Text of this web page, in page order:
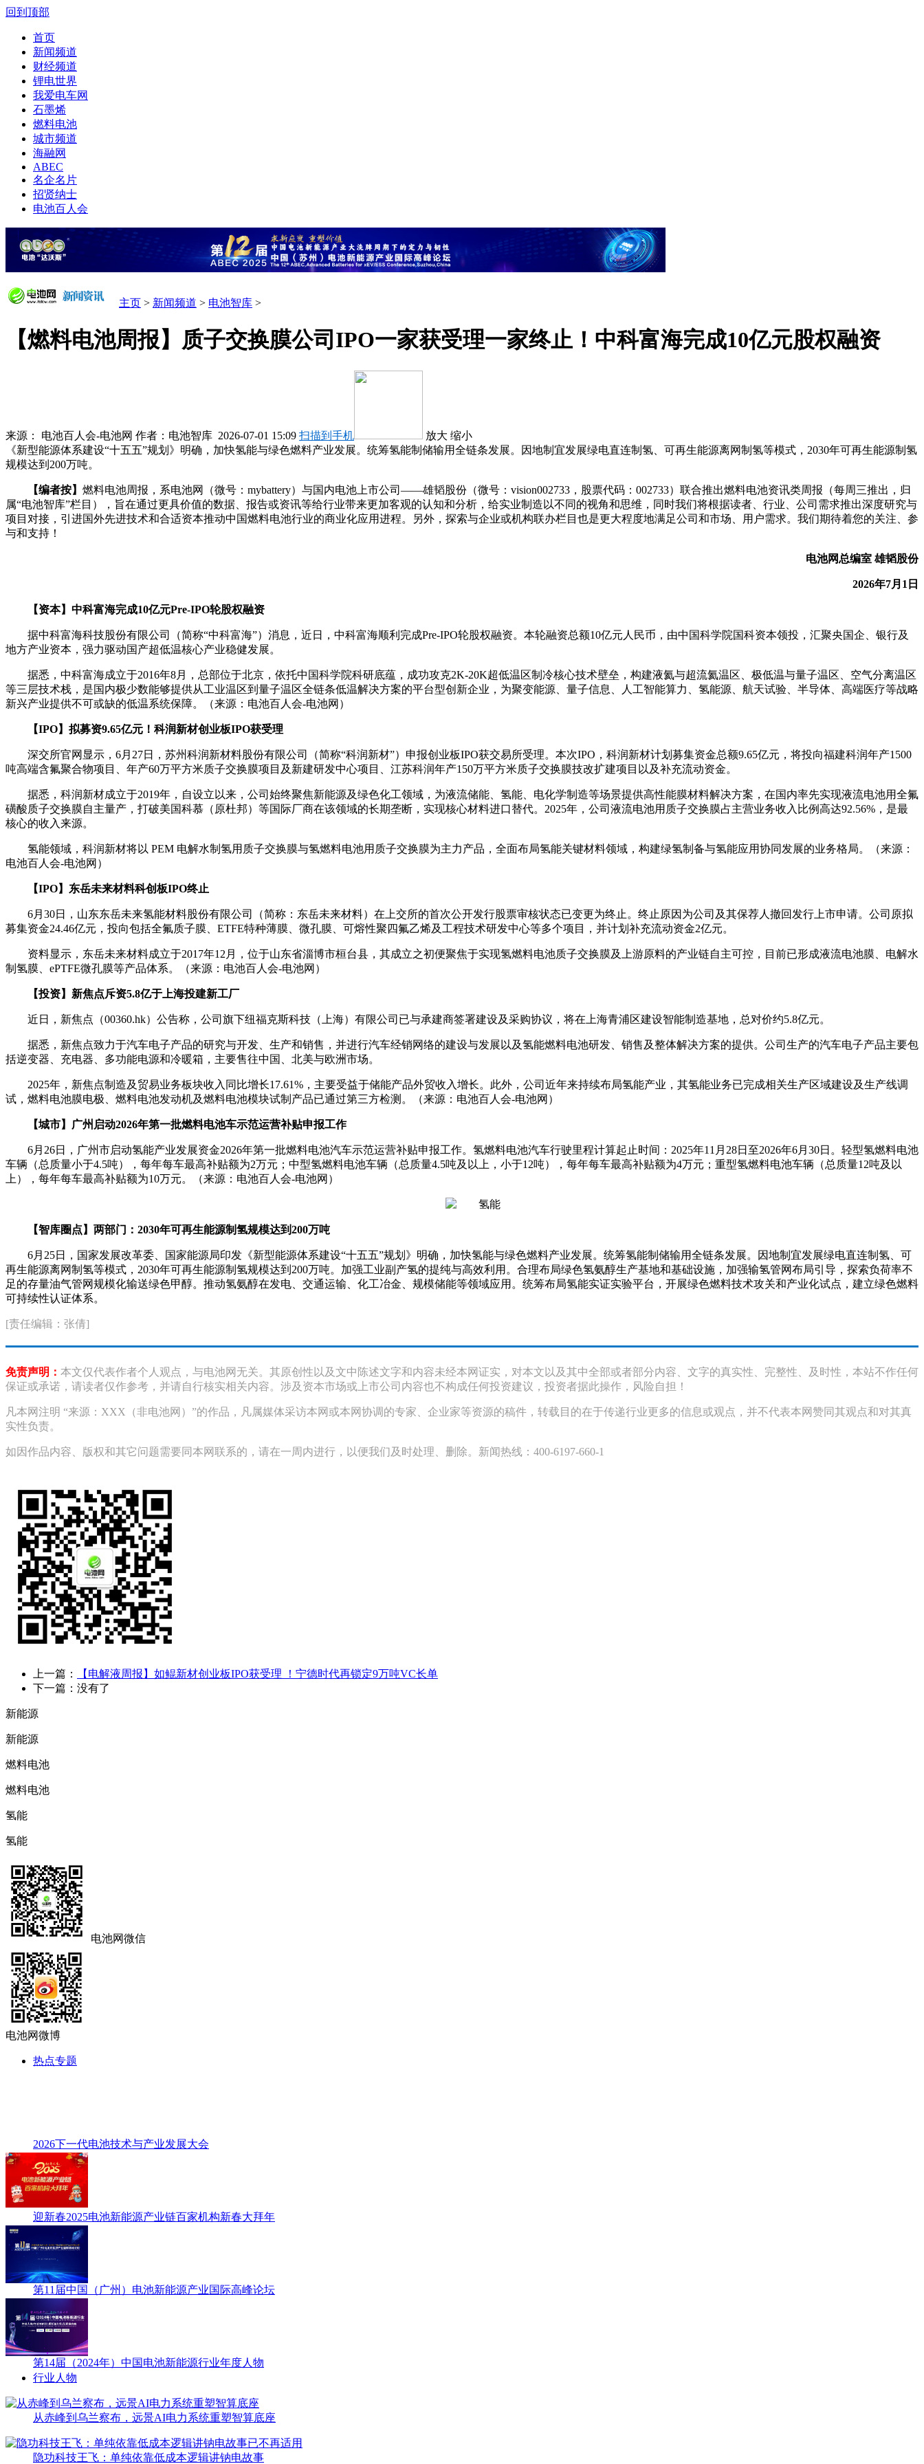
回到顶部
首页
新闻频道
财经频道
锂电世界
我爱电车网
石墨烯
燃料电池
城市频道
海融网
ABEC
名企名片
招贤纳士
电池百人会
主页 > 新闻频道 > 电池智库 >
【燃料电池周报】质子交换膜公司IPO一家获受理一家终止！中科富海完成10亿元股权融资
来源： 电池百人会-电池网 作者： 电池智库 2026-07-01 15:09 扫描到手机 放大 缩小
《新型能源体系建设“十五五”规划》明确，加快氢能与绿色燃料产业发展。统筹氢能制储输用全链条发展。因地制宜发展绿电直连制氢、可再生能源离网制氢等模式，2030年可再生能源制氢
规模达到200万吨。
【编者按】 燃料电池周报，系电池网（微号：mybattery）与国内电池上市公司——雄韬股份（微号：vision002733，股票代码：002733）联合推出燃料电池资讯类周报（每周三推出，归
属“电池智库”栏目），旨在通过更具价值的数据、报告或资讯等给行业带来更加客观的认知和分析，给实业制造以不同的视角和思维，同时我们将根据读者、行业、公司需求推出深度研究与
项目对接，引进国外先进技术和合适资本推动中国燃料电池行业的商业化应用进程。另外，探索与企业或机构联办栏目也是更大程度地满足公司和市场、用户需求。我们期待着您的关注、参
与和支持！
电池网总编室 雄韬股份
2026年7月1日
【资本】中科富海完成10亿元Pre-IPO轮股权融资
据中科富海科技股份有限公司（简称“中科富海”）消息，近日，中科富海顺利完成Pre-IPO轮股权融资。本轮融资总额10亿元人民币，由中国科学院国科资本领投，汇聚央国企、银行及
地方产业资本，强力驱动国产超低温核心产业稳健发展。
据悉，中科富海成立于2016年8月，总部位于北京，依托中国科学院科研底蕴，成功攻克2K-20K超低温区制冷核心技术壁垒，构建液氦与超流氦温区、极低温与量子温区、空气分离温区
等三层技术栈，是国内极少数能够提供从工业温区到量子温区全链条低温解决方案的平台型创新企业，为聚变能源、量子信息、人工智能算力、氢能源、航天试验、半导体、高端医疗等战略
新兴产业提供不可或缺的低温系统保障。（来源：电池百人会-电池网）
【IPO】拟募资9.65亿元！科润新材创业板IPO获受理
深交所官网显示，6月27日，苏州科润新材料股份有限公司（简称“科润新材”）申报创业板IPO获交易所受理。本次IPO，科润新材计划募集资金总额9.65亿元，将投向福建科润年产1500
吨高端含氟聚合物项目、年产60万平方米质子交换膜项目及新建研发中心项目、江苏科润年产150万平方米质子交换膜技改扩建项目以及补充流动资金。
据悉，科润新材成立于2019年，自设立以来，公司始终聚焦新能源及绿色化工领域，为液流储能、氢能、电化学制造等场景提供高性能膜材料解决方案，在国内率先实现液流电池用全氟
磺酸质子交换膜自主量产，打破美国科慕（原杜邦）等国际厂商在该领域的长期垄断，实现核心材料进口替代。2025年，公司液流电池用质子交换膜占主营业务收入比例高达92.56%，是最
核心的收入来源。
氢能领域，科润新材将以 PEM 电解水制氢用质子交换膜与氢燃料电池用质子交换膜为主力产品，全面布局氢能关键材料领域，构建绿氢制备与氢能应用协同发展的业务格局。（来源：
电池百人会-电池网）
【IPO】东岳未来材料科创板IPO终止
6月30日，山东东岳未来氢能材料股份有限公司（简称：东岳未来材料）在上交所的首次公开发行股票审核状态已变更为终止。终止原因为公司及其保荐人撤回发行上市申请。公司原拟
募集资金24.46亿元，投向包括全氟质子膜、ETFE特种薄膜、微孔膜、可熔性聚四氟乙烯及工程技术研发中心等多个项目，并计划补充流动资金2亿元。
资料显示，东岳未来材料成立于2017年12月，位于山东省淄博市桓台县，其成立之初便聚焦于实现氢燃料电池质子交换膜及上游原料的产业链自主可控，目前已形成液流电池膜、电解水
制氢膜、ePTFE微孔膜等产品体系。（来源：电池百人会-电池网）
【投资】新焦点斥资5.8亿于上海投建新工厂
近日，新焦点（00360.hk）公告称，公司旗下纽福克斯科技（上海）有限公司已与承建商签署建设及采购协议，将在上海青浦区建设智能制造基地，总对价约5.8亿元。
据悉，新焦点致力于汽车电子产品的研究与开发、生产和销售，并进行汽车经销网络的建设与发展以及氢能燃料电池研发、销售及整体解决方案的提供。公司生产的汽车电子产品主要包
括逆变器、充电器、多功能电源和冷暖箱，主要售往中国、北美与欧洲市场。
2025年，新焦点制造及贸易业务板块收入同比增长17.61%，主要受益于储能产品外贸收入增长。此外，公司近年来持续布局氢能产业，其氢能业务已完成相关生产区域建设及生产线调
试，燃料电池膜电极、燃料电池发动机及燃料电池模块试制产品已通过第三方检测。（来源：电池百人会-电池网）
【城市】广州启动2026年第一批燃料电池车示范运营补贴申报工作
6月26日，广州市启动氢能产业发展资金2026年第一批燃料电池汽车示范运营补贴申报工作。氢燃料电池汽车行驶里程计算起止时间：2025年11月28日至2026年6月30日。轻型氢燃料电池
车辆（总质量小于4.5吨），每年每车最高补贴额为2万元；中型氢燃料电池车辆（总质量4.5吨及以上，小于12吨），每年每车最高补贴额为4万元；重型氢燃料电池车辆（总质量12吨及以
上），每年每车最高补贴额为10万元。（来源：电池百人会-电池网）
【智库圈点】两部门：2030年可再生能源制氢规模达到200万吨
6月25日，国家发展改革委、国家能源局印发《新型能源体系建设“十五五”规划》明确，加快氢能与绿色燃料产业发展。统筹氢能制储输用全链条发展。因地制宜发展绿电直连制氢、可
再生能源离网制氢等模式，2030年可再生能源制氢规模达到200万吨。加强工业副产氢的提纯与高效利用。合理布局绿色氢氨醇生产基地和基础设施，加强输氢管网布局引导，探索负荷率不
足的存量油气管网规模化输送绿色甲醇。推动氢氨醇在发电、交通运输、化工冶金、规模储能等领域应用。统筹布局氢能实证实验平台，开展绿色燃料技术攻关和产业化试点，建立绿色燃料
可持续性认证体系。
[责任编辑：张倩]
免责声明： 本文仅代表作者个人观点，与电池网无关。其原创性以及文中陈述文字和内容未经本网证实，对本文以及其中全部或者部分内容、文字的真实性、完整性、及时性，本站不作任何
保证或承诺，请读者仅作参考，并请自行核实相关内容。涉及资本市场或上市公司内容也不构成任何投资建议，投资者据此操作，风险自担！
凡本网注明 “来源：XXX（非电池网）”的作品，凡属媒体采访本网或本网协调的专家、企业家等资源的稿件，转载目的在于传递行业更多的信息或观点，并不代表本网赞同其观点和对其真
实性负责。
如因作品内容、版权和其它问题需要同本网联系的，请在一周内进行，以便我们及时处理、删除。新闻热线：400-6197-660-1
上一篇：
【电解液周报】如鲲新材创业板IPO获受理 ！宁德时代再锁定9万吨VC长单
下一篇：没有了
新能源
新能源
燃料电池
燃料电池
氢能
氢能
电池网微信
电池网微博
热点专题
2026下一代电池技术与产业发展大会
迎新春2025电池新能源产业链百家机构新春大拜年
第11届中国（广州）电池新能源产业国际高峰论坛
第14届（2024年）中国电池新能源行业年度人物
行业人物
从赤峰到乌兰察布，远景AI电力系统重塑智算底座
隐功科技王飞：单纯依靠低成本逻辑讲钠电故事